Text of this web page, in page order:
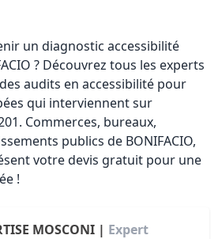
un diagnostic accessibilité
? Découvrez tous les experts
audits en accessibilité pour
qui interviennent sur
Commerces, bureaux,
publics de BONIFACIO,
votre devis gratuit pour une
!
MOSCONI | Expert